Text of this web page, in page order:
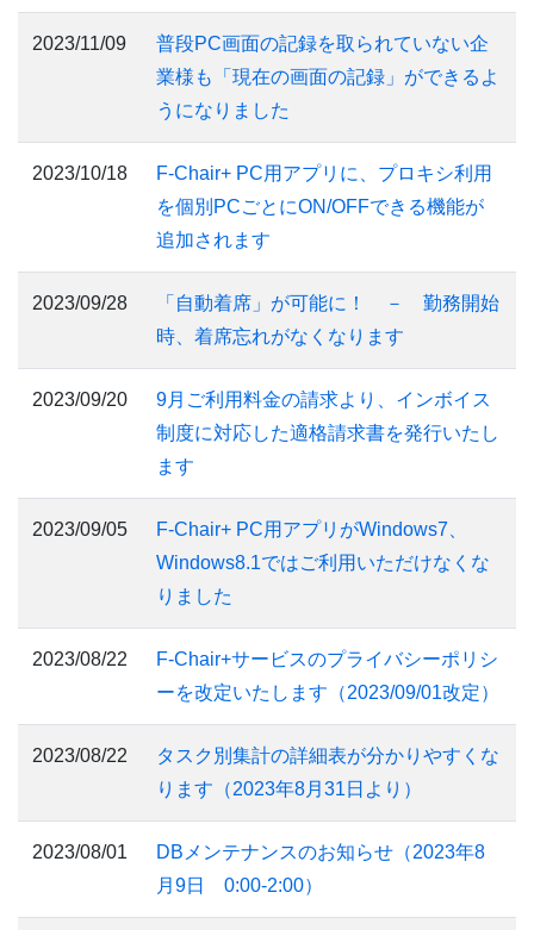
2023/11/09
普段PC画面の記録を取られていない企
業様も「現在の画面の記録」ができるよ
うになりました
2023/10/18
F-Chair+ PC用アプリに、プロキシ利用
を個別PCごとにON/OFFできる機能が
追加されます
2023/09/28
「自動着席」が可能に！ － 勤務開始
時、着席忘れがなくなります
2023/09/20
9月ご利用料金の請求より、インボイス
制度に対応した適格請求書を発行いたし
ます
2023/09/05
F-Chair+ PC用アプリがWindows7、
Windows8.1ではご利用いただけなくな
りました
2023/08/22
F-Chair+サービスのプライバシーポリシ
ーを改定いたします（2023/09/01改定）
2023/08/22
タスク別集計の詳細表が分かりやすくな
ります（2023年8月31日より）
2023/08/01
DBメンテナンスのお知らせ（2023年8
月9日 0:00-2:00）